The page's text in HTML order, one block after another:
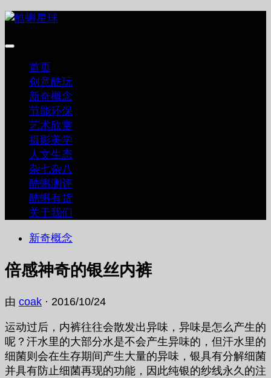
跳
内
首页
创意酷玩
新奇概念
节能环保
艺术欣赏
摄影美学
人文生态
杂七杂八
酷蝌测评
酷蝌有货
关于我们
新奇概念
倍感神奇的银丝内裤
由 coak · 2016/10/24
运动过后，内裤往往会散发出异味，异味是怎么产生的
呢？汗水里的大部分水是不会产生异味的，但汗水里的
细菌则会在生存期间产生大量的异味，银具有分解细菌
并具有防止细菌再现的功能，因此纯银的纱线永久的注